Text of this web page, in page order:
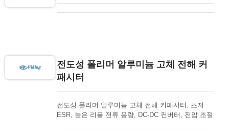
전도성 폴리머 알루미늄 고체 전해 커
패시터
전도성 폴리머 알루미늄 고체 전해 커패시터, 초저
ESR, 높은 리플 전류 용량, DC-DC 컨버터, 전압 조절